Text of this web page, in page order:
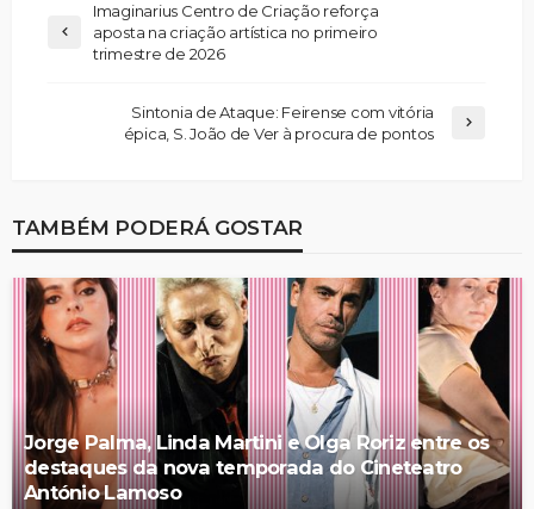
Imaginarius Centro de Criação reforça
aposta na criação artística no primeiro
trimestre de 2026
Sintonia de Ataque: Feirense com vitória
épica, S. João de Ver à procura de pontos
TAMBÉM PODERÁ GOSTAR
Jorge Palma, Linda Martini e Olga Roriz entre os
destaques da nova temporada do Cineteatro
António Lamoso